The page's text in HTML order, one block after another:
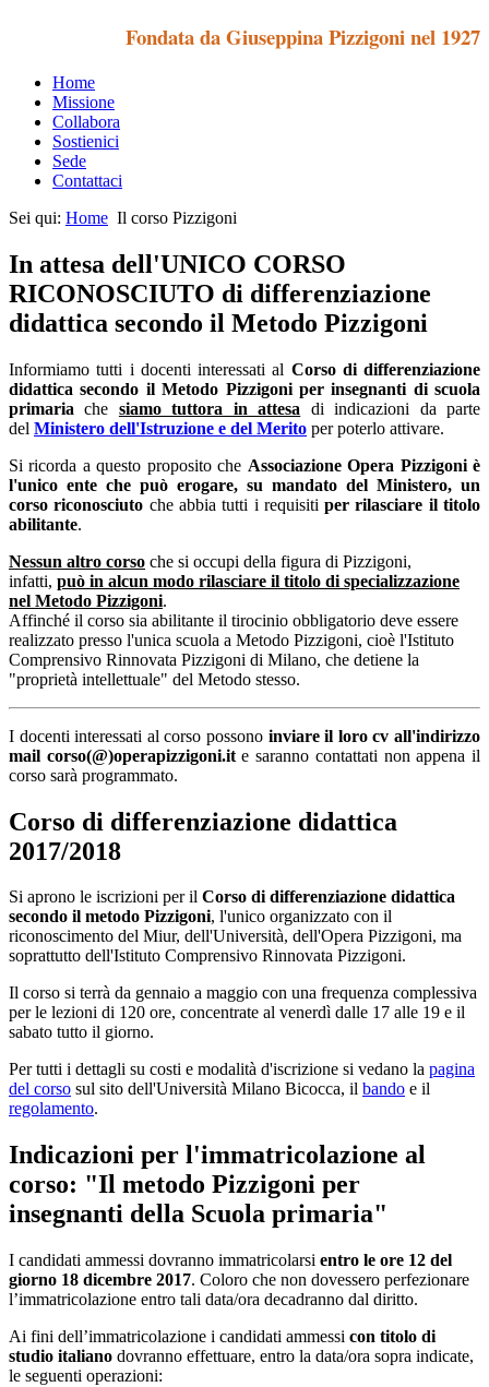
Fondata da Giuseppina Pizzigoni nel 1927
Home
Missione
Collabora
Sostienici
Sede
Contattaci
Sei qui: Home Il corso Pizzigoni
In attesa dell'UNICO CORSO
RICONOSCIUTO di differenziazione
didattica secondo il Metodo Pizzigoni
Informiamo tutti i docenti interessati al Corso di differenziazione
didattica secondo il Metodo Pizzigoni per insegnanti di scuola
primaria che siamo tuttora in attesa di indicazioni da parte
del Ministero dell'Istruzione e del Merito per poterlo attivare.
Si ricorda a questo proposito che Associazione Opera Pizzigoni è
l'unico ente che può erogare, su mandato del Ministero, un
corso riconosciuto che abbia tutti i requisiti per rilasciare il titolo
abilitante.
Nessun altro corso che si occupi della figura di Pizzigoni,
infatti, può in alcun modo rilasciare il titolo di specializzazione
nel Metodo Pizzigoni.
Affinché il corso sia abilitante il tirocinio obbligatorio deve essere
realizzato presso l'unica scuola a Metodo Pizzigoni, cioè l'Istituto
Comprensivo Rinnovata Pizzigoni di Milano, che detiene la
"proprietà intellettuale" del Metodo stesso.
I docenti interessati al corso possono inviare il loro cv all'indirizzo
mail corso(@)operapizzigoni.ite saranno contattati non appena il
corso sarà programmato.
Corso di differenziazione didattica
2017/2018
Si aprono le iscrizioni per il Corso di differenziazione didattica
secondo il metodo Pizzigoni, l'unico organizzato con il
riconoscimento del Miur, dell'Università, dell'Opera Pizzigoni, ma
soprattutto dell'Istituto Comprensivo Rinnovata Pizzigoni.
Il corso si terrà da gennaio a maggio con una frequenza complessiva
per le lezioni di 120 ore, concentrate al venerdì dalle 17 alle 19 e il
sabato tutto il giorno.
Per tutti i dettagli su costi e modalità d'iscrizione si vedano la pagina
del corso sul sito dell'Università Milano Bicocca, il bando e il
regolamento.
Indicazioni per l'immatricolazione al
corso: "Il metodo Pizzigoni per
insegnanti della Scuola primaria"
I candidati ammessi dovranno immatricolarsi entro le ore 12 del
giorno 18 dicembre 2017. Coloro che non dovessero perfezionare
l’immatricolazione entro tali data/ora decadranno dal diritto.
Ai fini dell’immatricolazione i candidati ammessi con titolo di
studio italiano dovranno effettuare, entro la data/ora sopra indicate,
le seguenti operazioni: